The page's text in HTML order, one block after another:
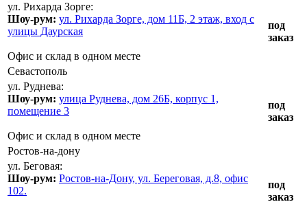
ул. Рихарда Зорге:
Шоу-рум: ул. Рихарда Зорге, дом 11Б, 2 этаж, вход с
улицы Даурская
Офис и склад в одном месте
под
заказ
Севастополь
ул. Руднева:
Шоу-рум: улица Руднева, дом 26Б, корпус 1,
помещение 3
Офис и склад в одном месте
под
заказ
Ростов-на-дону
ул. Беговая:
Шоу-рум: Ростов-на-Дону, ул. Береговая, д.8, офис
102.
под
заказ